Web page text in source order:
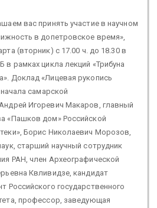
вас принять участие в научном
в допетровское время»,
(вторник) с 17.00 ч. до 18.30 в
рамках цикла лекций «Трибуна
Доклад «Лицевая рукопись
самарской
Игоревич Макаров, главный
«Пашков дом» Российской
Борис Николаевич Морозов,
старший научный сотрудник
РАН, член Археографической
Квливидзе, кандидат
Российского государственного
профессор, заведующая